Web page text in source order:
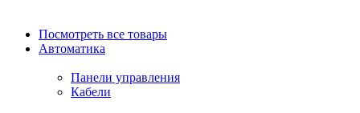
Посмотреть все товары
Автоматика
Панели управления
Кабели